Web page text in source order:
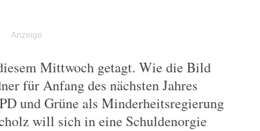
Mittwoch getagt. Wie die Bild
für Anfang des nächsten Jahres
und Grüne als Minderheitsregierung
will sich in eine Schuldenorgie